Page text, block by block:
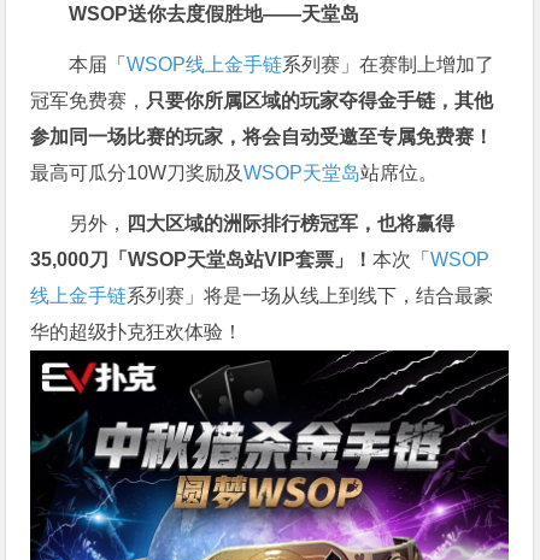
WSOP送你去度假胜地——天堂岛
本届「WSOP线上金手链系列赛」在赛制上增加了
冠军免费赛， 只要你所属区域的玩家夺得金手链，其他
参加同一场比赛的玩家，将会自动受邀至专属免费赛！
最高可瓜分10W刀奖励及WSOP天堂岛站席位。
另外， 四大区域的洲际排行榜冠军，也将赢得
35,000刀「WSOP天堂岛站VIP套票」！本次「WSOP
线上金手链系列赛」将是一场从线上到线下，结合最豪
华的超级扑克狂欢体验！